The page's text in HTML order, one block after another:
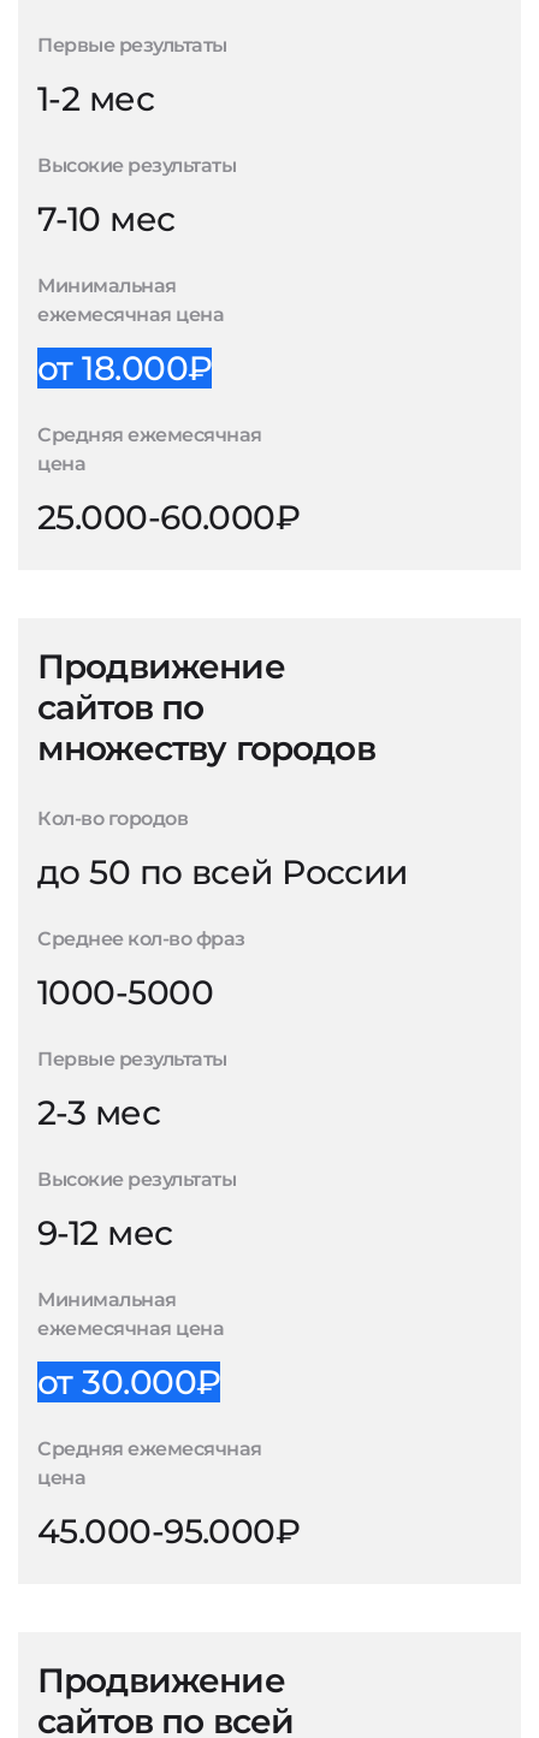
Первые результаты
1-2 мес
Высокие результаты
7-10 мес
Минимальная
ежемесячная цена
от 18.000₽
Средняя ежемесячная
цена
25.000-60.000₽
Продвижение
сайтов по
множеству городов
Кол-во городов
до 50 по всей России
Среднее кол-во фраз
1000-5000
Первые результаты
2-3 мес
Высокие результаты
9-12 мес
Минимальная
ежемесячная цена
от 30.000₽
Средняя ежемесячная
цена
45.000-95.000₽
Продвижение
сайтов по всей